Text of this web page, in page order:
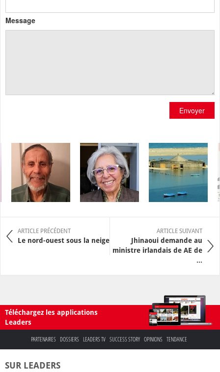
Message
Envoyer
ARTICLE PRÉCÉDENT
Le nord-ouest sous la neige
ARTICLE SUIVANT
Jhinaoui demande au
ministre irlandais de AE de
...
Téléchargez les applications
Leaders
PARTENAIRES DOSSIERS LEADERS TV SUCCESS STORY OPINIONS TENDANCE
SUR LEADERS